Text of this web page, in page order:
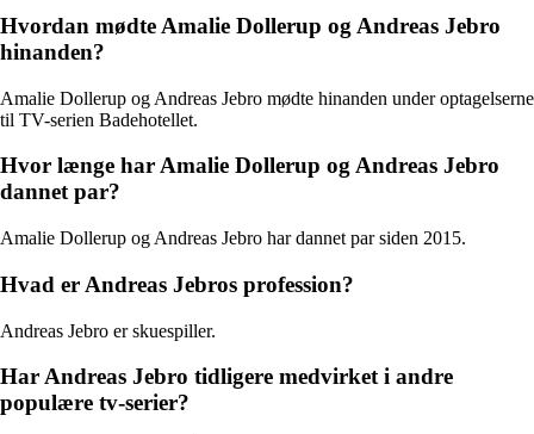
Hvordan mødte Amalie Dollerup og Andreas Jebro
hinanden?
Amalie Dollerup og Andreas Jebro mødte hinanden under optagelserne
til TV-serien Badehotellet.
Hvor længe har Amalie Dollerup og Andreas Jebro
dannet par?
Amalie Dollerup og Andreas Jebro har dannet par siden 2015.
Hvad er Andreas Jebros profession?
Andreas Jebro er skuespiller.
Har Andreas Jebro tidligere medvirket i andre
populære tv-serier?